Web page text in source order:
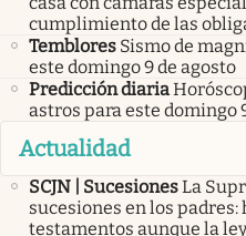
cumplimiento de las
Temblores Sismo de
este domingo 9 de agosto
Predicción diaria
astros para este domingo
Actualidad
SCJN | SucesionesLa
sucesiones en los
testamentos aunque la